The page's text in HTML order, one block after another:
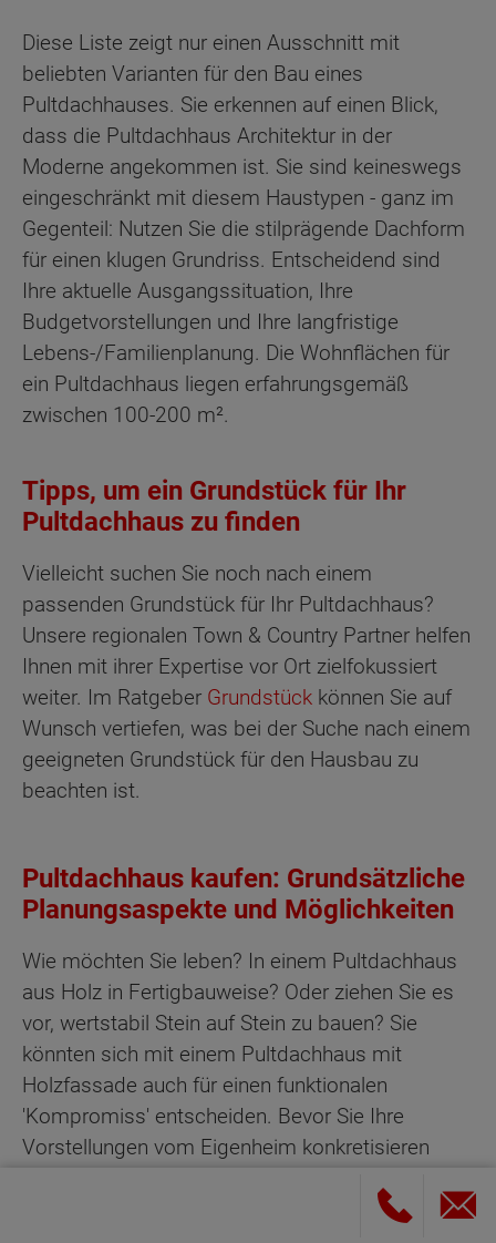
Diese Liste zeigt nur einen Ausschnitt mit
beliebten Varianten für den Bau eines
Pultdachhauses. Sie erkennen auf einen Blick,
dass die Pultdachhaus Architektur in der
Moderne angekommen ist. Sie sind keineswegs
eingeschränkt mit diesem Haustypen - ganz im
Gegenteil: Nutzen Sie die stilprägende Dachform
für einen klugen Grundriss. Entscheidend sind
Ihre aktuelle Ausgangssituation, Ihre
Budgetvorstellungen und Ihre langfristige
Lebens-/Familienplanung. Die Wohnflächen für
ein Pultdachhaus liegen erfahrungsgemäß
zwischen 100-200 m².
Tipps, um ein Grundstück für Ihr
Pultdachhaus zu finden
Vielleicht suchen Sie noch nach einem
passenden Grundstück für Ihr Pultdachhaus?
Unsere regionalen Town & Country Partner helfen
Ihnen mit ihrer Expertise vor Ort zielfokussiert
weiter. Im Ratgeber Grundstück können Sie auf
Wunsch vertiefen, was bei der Suche nach einem
geeigneten Grundstück für den Hausbau zu
beachten ist.
Pultdachhaus kaufen: Grundsätzliche
Planungsaspekte und Möglichkeiten
Wie möchten Sie leben? In einem Pultdachhaus
aus Holz in Fertigbauweise? Oder ziehen Sie es
vor, wertstabil Stein auf Stein zu bauen? Sie
könnten sich mit einem Pultdachhaus mit
Holzfassade auch für einen funktionalen
'Kompromiss' entscheiden. Bevor Sie Ihre
Vorstellungen vom Eigenheim konkretisieren